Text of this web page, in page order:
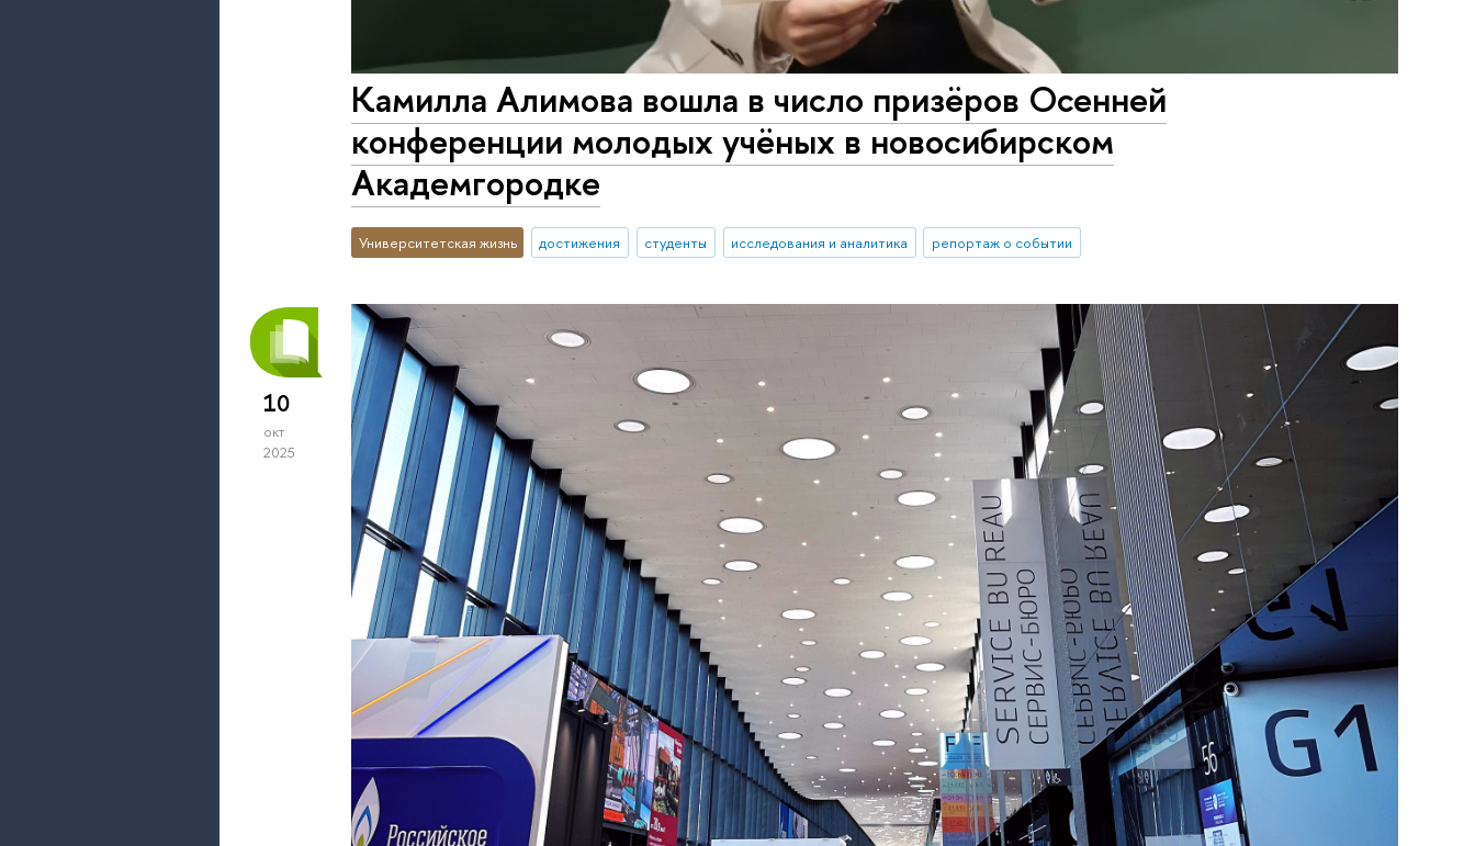
Камилла Алимова вошла в число призёров Осенней
конференции молодых учёных в новосибирском
Академгородке
Университетская жизнь достижения студенты исследования и аналитика репортаж о событии
10
окт
2025